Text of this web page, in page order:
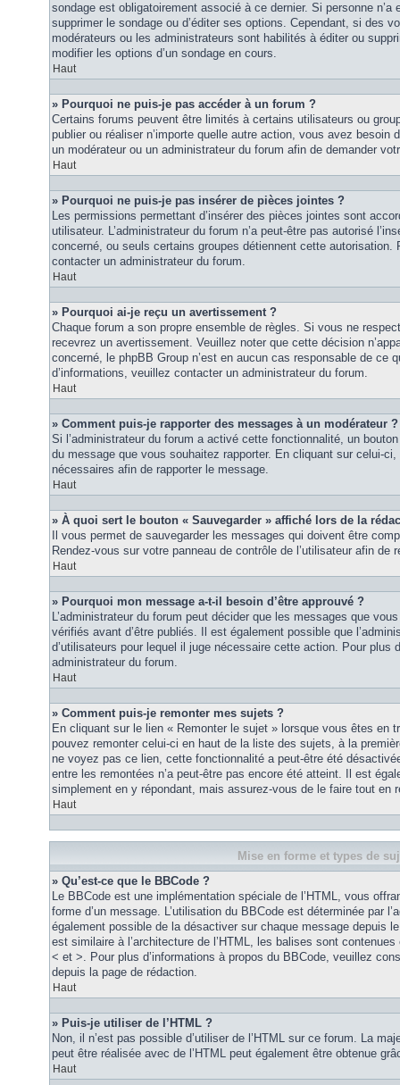
sondage est obligatoirement associé à ce dernier. Si personne
supprimer le sondage ou d’éditer ses options. Cependant, si des
modérateurs ou les administrateurs sont habilités à éditer ou
modifier les options d’un sondage en cours.
Haut
» Pourquoi ne puis-je pas accéder à un forum ?
Certains forums peuvent être limités à certains utilisateurs ou
publier ou réaliser n’importe quelle autre action, vous avez besoin
un modérateur ou un administrateur du forum afin de demander
Haut
» Pourquoi ne puis-je pas insérer de pièces jointes ?
Les permissions permettant d’insérer des pièces jointes sont
utilisateur. L’administrateur du forum n’a peut-être pas autorisé
concerné, ou seuls certains groupes détiennent cette autorisation.
contacter un administrateur du forum.
Haut
» Pourquoi ai-je reçu un avertissement ?
Chaque forum a son propre ensemble de règles. Si vous ne
recevrez un avertissement. Veuillez noter que cette décision
concerné, le phpBB Group n’est en aucun cas responsable de ce
d’informations, veuillez contacter un administrateur du forum.
Haut
» Comment puis-je rapporter des messages à un modérateur ?
Si l’administrateur du forum a activé cette fonctionnalité, un
du message que vous souhaitez rapporter. En cliquant sur celui-
nécessaires afin de rapporter le message.
Haut
» À quoi sert le bouton « Sauvegarder » affiché lors de la
Il vous permet de sauvegarder les messages qui doivent être
Rendez-vous sur votre panneau de contrôle de l’utilisateur afin de
Haut
» Pourquoi mon message a-t-il besoin d’être approuvé ?
L’administrateur du forum peut décider que les messages que
vérifiés avant d’être publiés. Il est également possible que
d’utilisateurs pour lequel il juge nécessaire cette action. Pour plus
administrateur du forum.
Haut
» Comment puis-je remonter mes sujets ?
En cliquant sur le lien « Remonter le sujet » lorsque vous êtes en
pouvez remonter celui-ci en haut de la liste des sujets, à la
ne voyez pas ce lien, cette fonctionnalité a peut-être été
entre les remontées n’a peut-être pas encore été atteint. Il est
simplement en y répondant, mais assurez-vous de le faire tout en
Haut
Mise en forme et types de
» Qu’est-ce que le BBCode ?
Le BBCode est une implémentation spéciale de l’HTML, vous
forme d’un message. L’utilisation du BBCode est déterminée par
également possible de la désactiver sur chaque message depuis
est similaire à l’architecture de l’HTML, les balises sont
< et >. Pour plus d’informations à propos du BBCode, veuillez
depuis la page de rédaction.
Haut
» Puis-je utiliser de l’HTML ?
Non, il n’est pas possible d’utiliser de l’HTML sur ce forum. La
peut être réalisée avec de l’HTML peut également être obtenue
Haut